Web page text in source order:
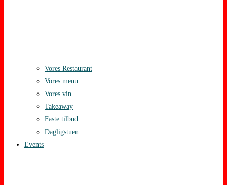
Vores Restaurant
Vores menu
Vores vin
Takeaway
Faste tilbud
Dagligstuen
Events